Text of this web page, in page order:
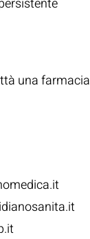
una farmacia